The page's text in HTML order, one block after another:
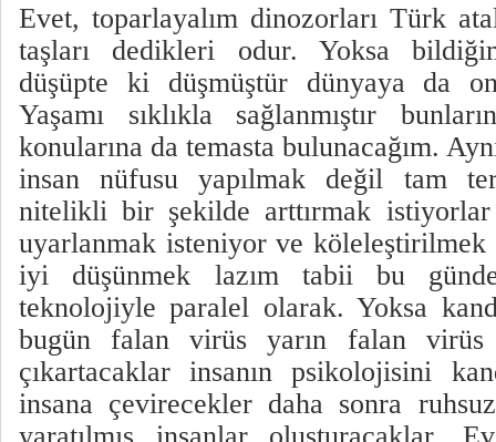
Evet, toparlayalım dinozorları Türk
taşları dedikleri odur. Yoksa
düşüpte ki düşmüştür dünyaya da
Yaşamı sıklıkla sağlanmıştır
konularına da temasta bulunacağım.
insan nüfusu yapılmak değil tam
nitelikli bir şekilde arttırmak
uyarlanmak isteniyor ve
iyi düşünmek lazım tabii bu
teknolojiyle paralel olarak. Yoksa
bugün falan virüs yarın falan
çıkartacaklar insanın psikolojisini
insana çevirecekler daha sonra